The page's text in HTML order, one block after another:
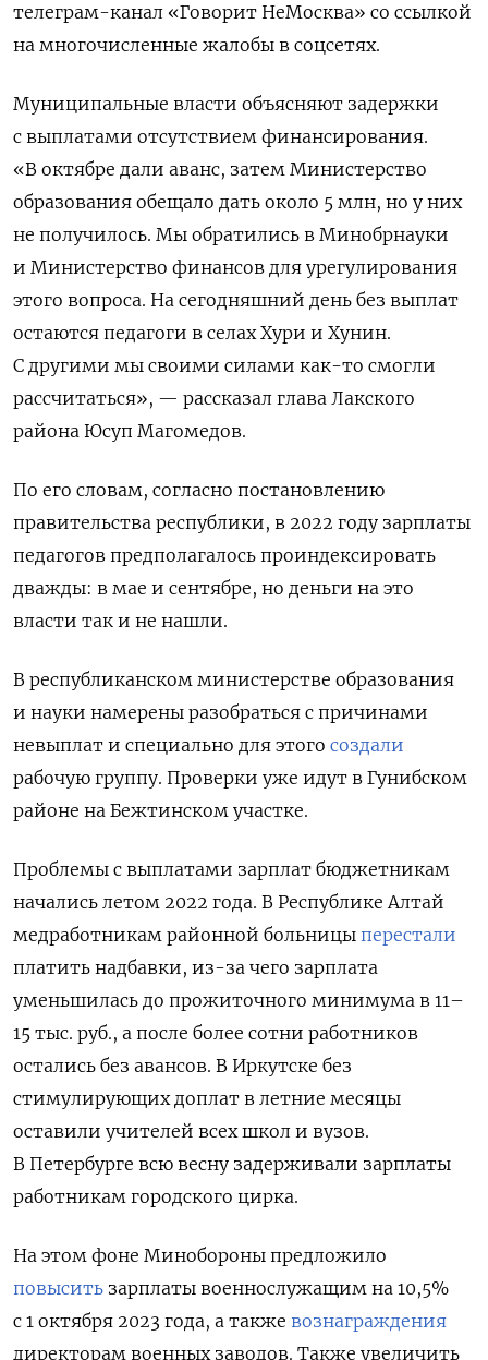
телеграм-канал «Говорит НеМосква» со ссылкой
на многочисленные жалобы в соцсетях.
Муниципальные власти объясняют задержки
с выплатами отсутствием финансирования.
«В октябре дали аванс, затем Министерство
образования обещало дать около 5 млн, но у них
не получилось. Мы обратились в Минобрнауки
и Министерство финансов для урегулирования
этого вопроса. На сегодняшний день без выплат
остаются педагоги в селах Хури и Хунин.
С другими мы своими силами как-то смогли
рассчитаться», — рассказал глава Лакского
района Юсуп Магомедов.
По его словам, согласно постановлению
правительства республики, в 2022 году зарплаты
педагогов предполагалось проиндексировать
дважды: в мае и сентябре, но деньги на это
власти так и не нашли.
В республиканском министерстве образования
и науки намерены разобраться с причинами
невыплат и специально для этого создали
рабочую группу. Проверки уже идут в Гунибском
районе на Бежтинском участке.
Проблемы с выплатами зарплат бюджетникам
начались летом 2022 года. В Республике Алтай
медработникам районной больницы перестали
платить надбавки, из-за чего зарплата
уменьшилась до прожиточного минимума в 11–
15 тыс. руб., а после более сотни работников
остались без авансов. В Иркутске без
стимулирующих доплат в летние месяцы
оставили учителей всех школ и вузов.
В Петербурге всю весну задерживали зарплаты
работникам городского цирка.
На этом фоне Минобороны предложило
повысить зарплаты военнослужащим на 10,5%
с 1 октября 2023 года, а также вознаграждения
директорам военных заводов. Также увеличить